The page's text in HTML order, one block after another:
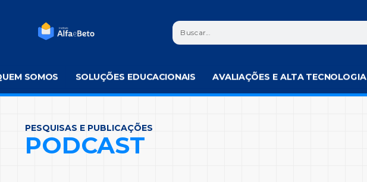
SOMOS SOLUÇÕES EDUCACIONAIS AVALIAÇÕES E ALTA TECNOLOGIA
PESQUISAS E PUBLICAÇÕES
PODCAST